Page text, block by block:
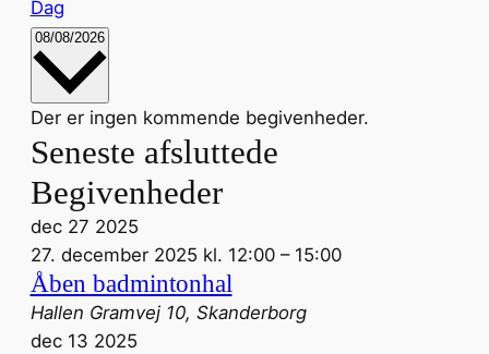
Dag
08/08/2026 Vælg
Kalender
af
Begivenheder
Der er ingen kommende begivenheder.
Seneste afsluttede
Begivenheder
dec 27 2025
27. december 2025 kl. 12:00– 15:00
Åben badmintonhal
Hallen Gramvej 10, Skanderborg
dec 13 2025